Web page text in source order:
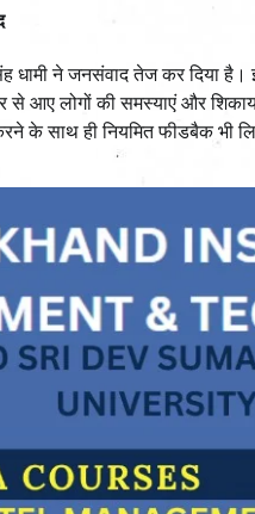
धामी ने जनसंवाद तेज कर दिया
आए लोगों की समस्याएं और
करने के साथ ही नियमित फीडबैक